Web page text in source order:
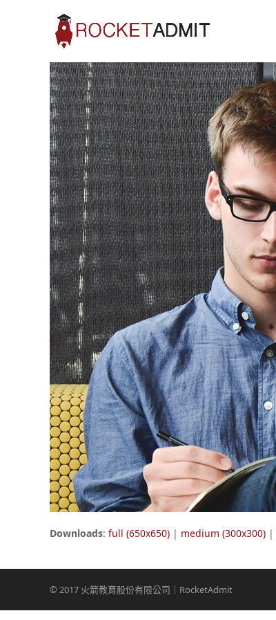
Downloads: full (650x650) | medium (300x300) |
© 2017 火箭教育股份有限公司｜RocketAdmit